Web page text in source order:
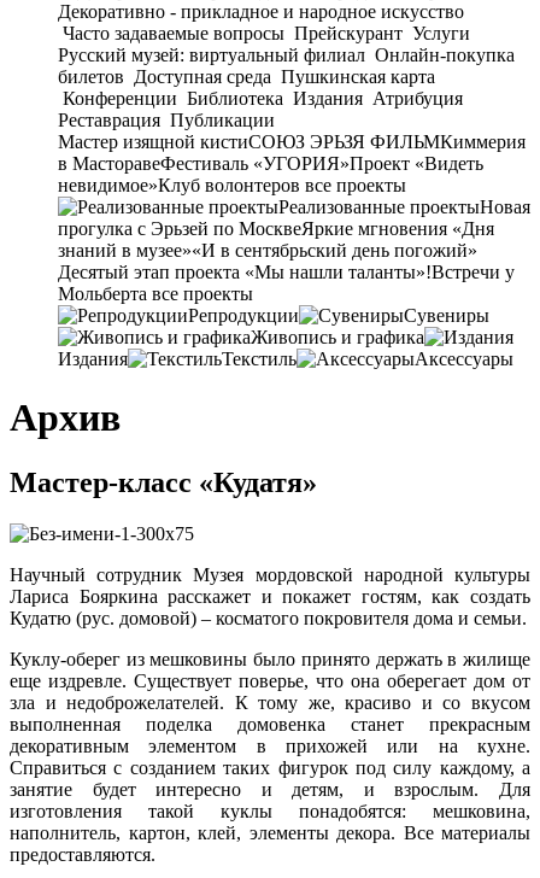
Декоративно - прикладное и народное искусство
Часто задаваемые вопросы Прейскурант Услуги
Русский музей: виртуальный филиал Онлайн-покупка
билетов Доступная среда Пушкинская карта
Конференции Библиотека Издания Атрибуция
Реставрация Публикации
Мастер изящной кистиСОЮЗ ЭРЬЗЯ ФИЛЬМКиммерия
в МасторавеФестиваль «УГОРИЯ»Проект «Видеть
невидимое»Клуб волонтеров все проекты
Реализованные проектыНовая
прогулка с Эрьзей по МосквеЯркие мгновения «Дня
знаний в музее»«И в сентябрьский день погожий»
Десятый этап проекта «Мы нашли таланты»!Встречи у
Мольберта все проекты
Репродукции
Сувениры
Живопись и графика
Издания
Текстиль Аксессуары
Архив
Мастер-класс «Кудатя»
Научный сотрудник Музея мордовской народной культуры
Лариса Бояркина расскажет и покажет гостям, как создать
Кудатю (рус. домовой) – косматого покровителя дома и семьи.
Куклу-оберег из мешковины было принято держать в жилище
еще издревле. Существует поверье, что она оберегает дом от
зла и недоброжелателей. К тому же, красиво и со вкусом
выполненная поделка домовенка станет прекрасным
декоративным элементом в прихожей или на кухне.
Справиться с созданием таких фигурок под силу каждому, а
занятие будет интересно и детям, и взрослым. Для
изготовления такой куклы понадобятся: мешковина,
наполнитель, картон, клей, элементы декора. Все материалы
предоставляются.